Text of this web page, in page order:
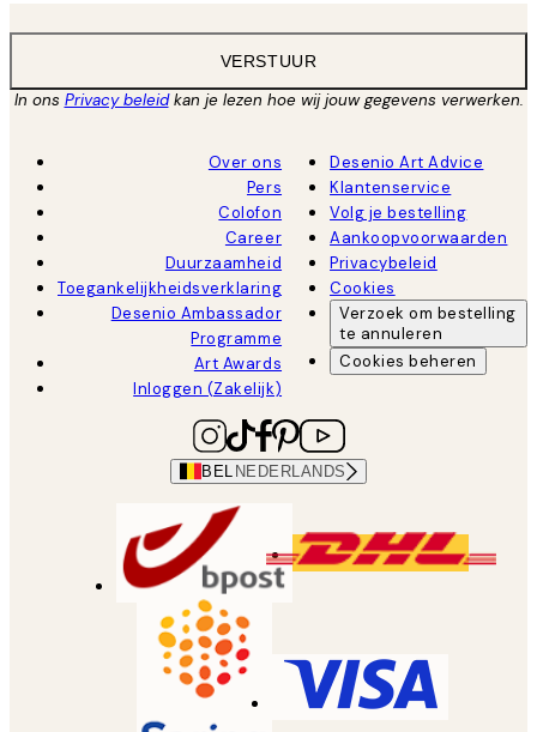
VERSTUUR
In ons Privacy beleidkan je lezen hoe wij jouw gegevens verwerken.
Over ons
Pers
Colofon
Career
Duurzaamheid
Toegankelijkheidsverklaring
Desenio Ambassador
Programme
Art Awards
Inloggen (Zakelijk)
Desenio Art Advice
Klantenservice
Volg je bestelling
Aankoopvoorwaarden
Privacybeleid
Cookies
Verzoek om bestelling
te annuleren
Cookies beheren
BEL NEDERLANDS